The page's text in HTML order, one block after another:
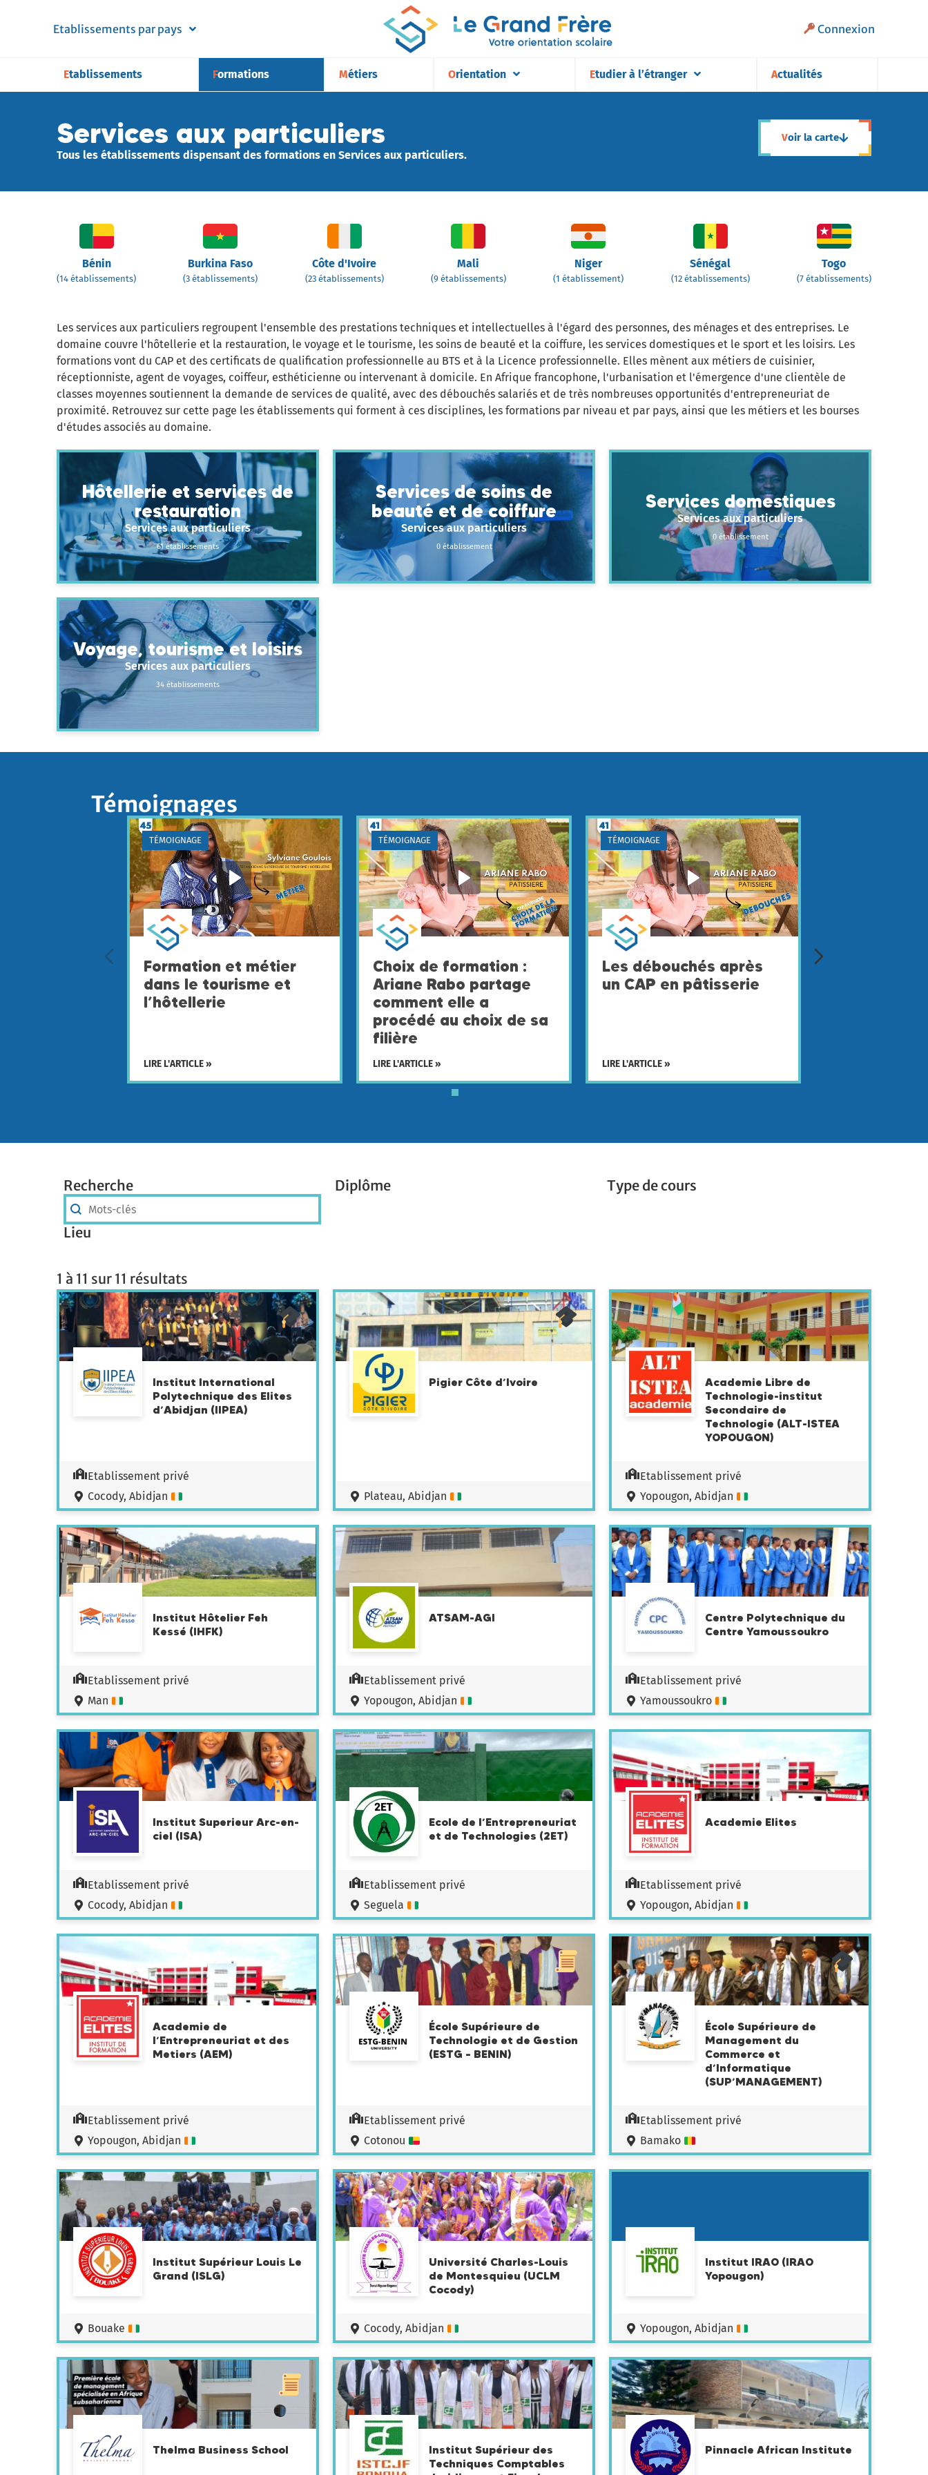
Etablissements par pays Connexion
Etablissements Formations Métiers Orientation Etudier à l’étranger Actualités
Services aux particuliers
Tous les établissements dispensant des formations en Services aux particuliers.
Voir la carte
Bénin
(14 établissements)
Burkina Faso
(3 établissements)
Côte d'Ivoire
(23 établissements)
Mali
(9 établissements)
Niger
(1 établissement)
Sénégal
(12 établissements)
Togo
(7 établissements)
Les services aux particuliers regroupent l'ensemble des prestations techniques et intellectuelles à l'égard des personnes, des ménages et des entreprises. Le
domaine couvre l'hôtellerie et la restauration, le voyage et le tourisme, les soins de beauté et la coiffure, les services domestiques et le sport et les loisirs. Les
formations vont du CAP et des certificats de qualification professionnelle au BTS et à la Licence professionnelle. Elles mènent aux métiers de cuisinier,
réceptionniste, agent de voyages, coiffeur, esthéticienne ou intervenant à domicile. En Afrique francophone, l'urbanisation et l'émergence d'une clientèle de
classes moyennes soutiennent la demande de services de qualité, avec des débouchés salariés et de très nombreuses opportunités d'entrepreneuriat de
proximité. Retrouvez sur cette page les établissements qui forment à ces disciplines, les formations par niveau et par pays, ainsi que les métiers et les bourses
d'études associés au domaine.
Hôtellerie et services de
restauration
Services aux particuliers
61 établissements
Services de soins de
beauté et de coiffure
Services aux particuliers
0 établissement
Services domestiques
Services aux particuliers
0 établissement
Voyage, tourisme et loisirs
Services aux particuliers
34 établissements
Témoignages
TÉMOIGNAGE
Formation et métier
dans le tourisme et
l’hôtellerie
LIRE L'ARTICLE »
TÉMOIGNAGE
Choix de formation :
Ariane Rabo partage
comment elle a
procédé au choix de sa
filière
LIRE L'ARTICLE »
TÉMOIGNAGE
Les débouchés après
un CAP en pâtisserie
LIRE L'ARTICLE »
Recherche
Recherche
Recherche
Lieu
Diplôme Type de cours
1 à 11 sur 11 résultats
Institut International
Polytechnique des Elites
d’Abidjan (IIPEA)
Etablissement privé
Cocody, Abidjan
Pigier Côte d’Ivoire
Plateau, Abidjan
Academie Libre de
Technologie-institut
Secondaire de
Technologie (ALT-ISTEA
YOPOUGON)
Etablissement privé
Yopougon, Abidjan
Institut Hôtelier Feh
Kessé (IHFK)
Etablissement privé
Man
ATSAM-AGI
Etablissement privé
Yopougon, Abidjan
Centre Polytechnique du
Centre Yamoussoukro
Etablissement privé
Yamoussoukro
Institut Superieur Arc-en-
ciel (ISA)
Etablissement privé
Cocody, Abidjan
Ecole de l’Entrepreneuriat
et de Technologies (2ET)
Etablissement privé
Seguela
Academie Elites
Etablissement privé
Yopougon, Abidjan
Academie de
l’Entrepreneuriat et des
Metiers (AEM)
Etablissement privé
Yopougon, Abidjan
École Supérieure de
Technologie et de Gestion
(ESTG – BENIN)
Etablissement privé
Cotonou
École Supérieure de
Management du
Commerce et
d’Informatique
(SUP’MANAGEMENT)
Etablissement privé
Bamako
Institut Supérieur Louis Le
Grand (ISLG)
Bouake
Université Charles-Louis
de Montesquieu (UCLM
Cocody)
Cocody, Abidjan
Institut IRAO (IRAO
Yopougon)
Yopougon, Abidjan
Thelma Business School
Institut Supérieur des
Techniques Comptables
Pinnacle African Institute